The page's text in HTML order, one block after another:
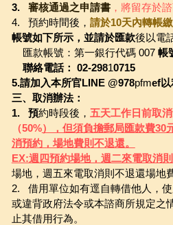
3. 審核通過之申請書，將留存於
4.   預約時間後， 請於10天內轉帳
帳號如下所示，並請於匯款後以電
    匯款帳號：第一銀行代碼 007
帳
    聯絡電話： 02-298
10715
5.請加入本所官LINE @978pfmef以
三、取消辦法：
1.   預約時段後， 五天工作日前取
（50%），但須負擔郵局匯款費30
消預約，場地費則不退還。
EX:週四預約場地，週二來電取消
場地，週五來電取消則不退還場地
2.   借用單位如有逕自轉借他人，
或違背政府法令或本諮商所規定之
止其借用行為。